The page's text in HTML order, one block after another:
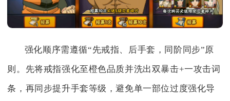
强化顺序需遵循“先戒指、后手套，同阶同步”原
则。先将戒指强化至橙色品质并洗出双暴击+一攻击词
条，再同步提升手套等级，避免单一部位过度强化导